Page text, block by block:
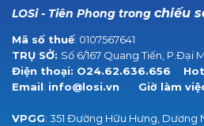
LOSi - Tiên Phong trong chiếu
Mã số thuế: 0107567641
TRỤ SỞ: Số 6/167 Quang Tiến, P.Đại
Điện thoại: O24.62.636.656
Email: info@losi.vn Giờ làm
VPGG: 351 Đường Hữu Hưng, Dương